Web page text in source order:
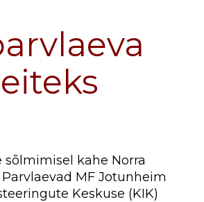
kahe Norra
MF Jotunheim
Keskuse (KIK)